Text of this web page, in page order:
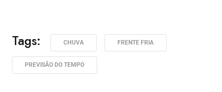
Tags: CHUVA FRENTE FRIA
PREVISÃO DO TEMPO